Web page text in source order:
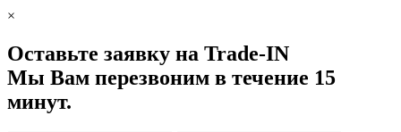
×
Оставьте заявку на Trade-IN
Мы Вам перезвоним в течение 15
минут.